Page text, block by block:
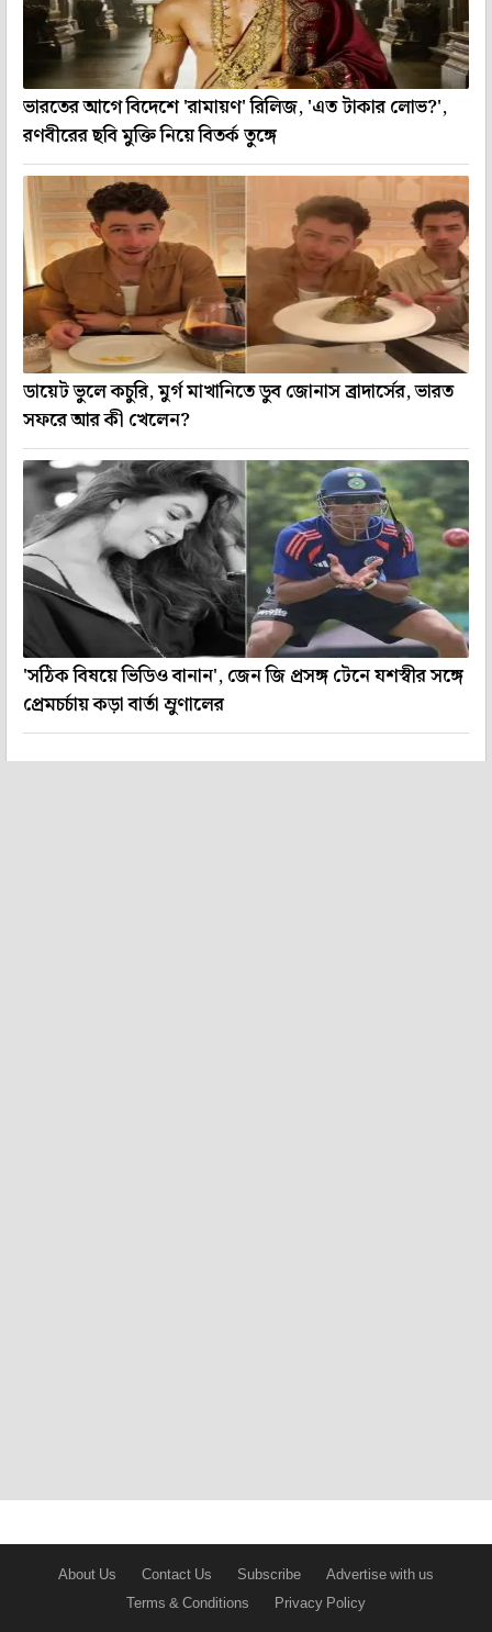
ভারতের আগে বিদেশে 'রামায়ণ' রিলিজ, 'এত টাকার লোভ?',
রণবীরের ছবি মুক্তি নিয়ে বিতর্ক তুঙ্গে
ডায়েট ভুলে কচুরি, মুর্গ মাখানিতে ডুব জোনাস ব্রাদার্সের, ভারত
সফরে আর কী খেলেন?
'সঠিক বিষয়ে ভিডিও বানান', জেন জি প্রসঙ্গ টেনে যশস্বীর সঙ্গে
প্রেমচর্চায় কড়া বার্তা ম্রুণালের
About Us Contact Us Subscribe
Advertise with us
Terms & Conditions
Privacy Policy